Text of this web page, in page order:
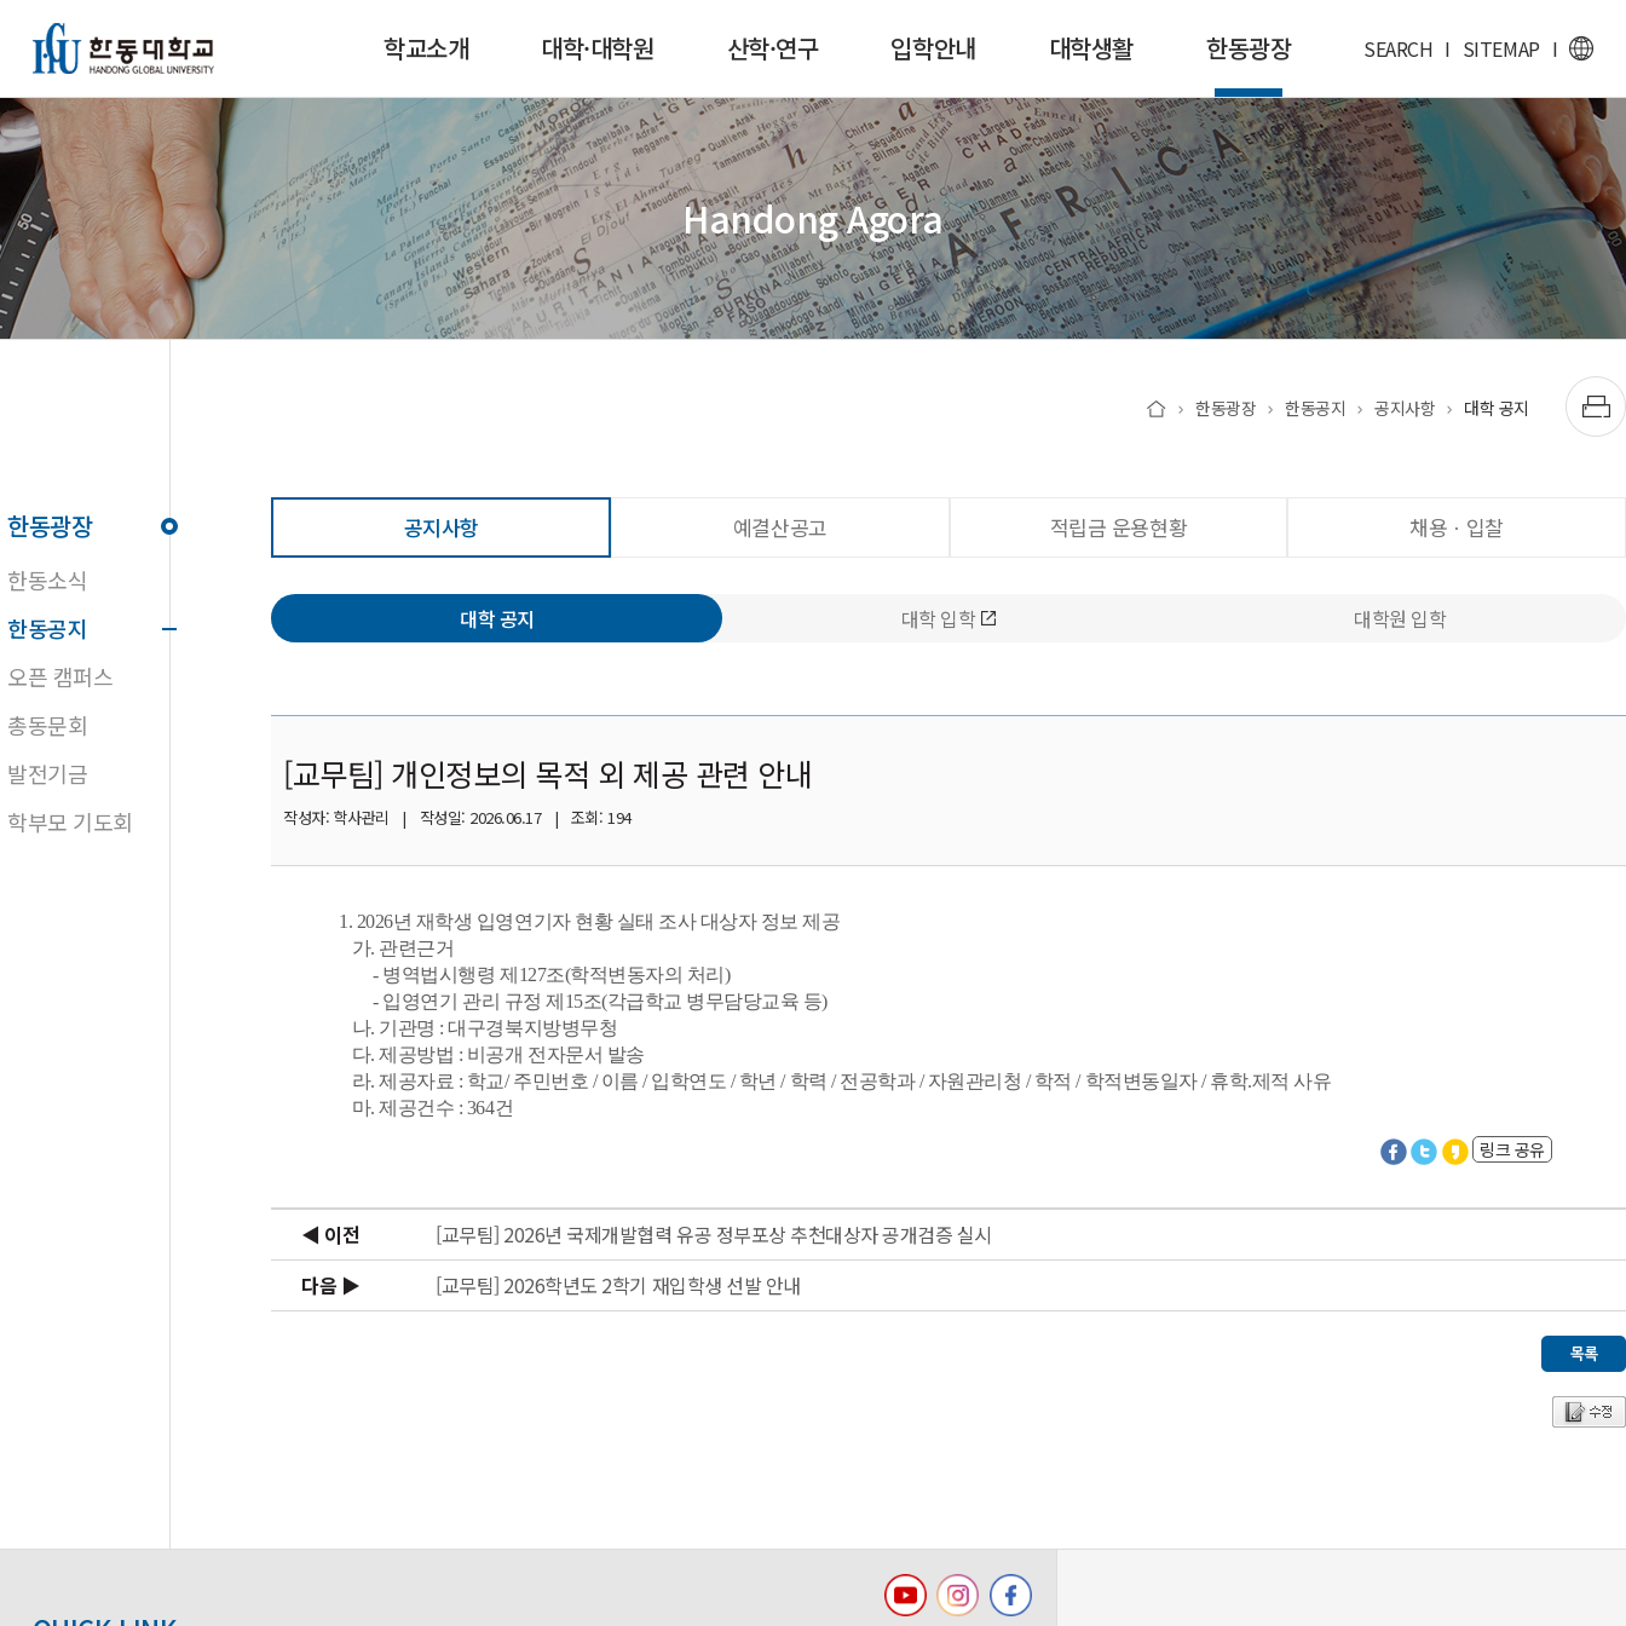
학교소개 대학·대학원 산학·연구 입학안내 대학생활 한동광장 SEARCH I SITEMAP I
Handong Agora
한동광장
한동소식
한동공지
오픈 캠퍼스
총동문회
발전기금
학부모 기도회
한동광장 한동공지 공지사항 대학 공지
공지사항 예결산공고 적립금 운용현황 채용ㆍ입찰
대학 공지 대학 입학 대학원 입학
[교무팀] 개인정보의 목적 외 제공 관련 안내
작성자: 학사관리 | 작성일: 2026.06.17 | 조회: 194
1. 2026년 재학생 입영연기자 현황 실태 조사 대상자 정보 제공
가. 관련근거
- 병역법시행령 제127조(학적변동자의 처리)
- 입영연기 관리 규정 제15조(각급학교 병무담당교육 등)
나. 기관명 : 대구경북지방병무청
다. 제공방법 : 비공개 전자문서 발송
라. 제공자료 : 학교/ 주민번호 / 이름 / 입학연도 / 학년 / 학력 / 전공학과 / 자원관리청 / 학적 / 학적변동일자 / 휴학.제적 사유
마. 제공건수 : 364건
링크 공유
◀ 이전
[교무팀] 2026년 국제개발협력 유공 정부포상 추천대상자 공개검증 실시
다음 ▶
[교무팀] 2026학년도 2학기 재입학생 선발 안내